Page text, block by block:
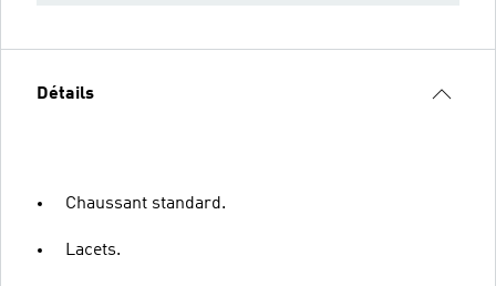
Détails
Chaussant standard.
Lacets.